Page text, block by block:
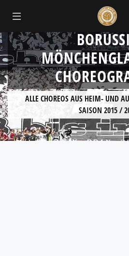
ALLE CHOREOS AUS HEIM- UND
SAISON 2015 /